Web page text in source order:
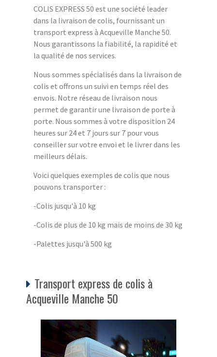
COLIS EXPRESS 50 est une société leader
dans la livraison de colis, fournissant un
transport express à Acqueville Manche 50.
Nous garantissons la fiabilité, la rapidité et
la qualité de nos services.
Nous sommes spécialisés dans la livraison de
colis et offrons un suivi en temps réel des
envois. Notre réseau de livraison nous
permet de garantir une livraison de porte à
porte. Nous sommes à votre disposition 24
heures sur 24 et 7 jours sur 7 pour vous
conseiller sur votre envoi et le livrer dans les
meilleurs délais.
Voici quelques exemples de colis que nous
pouvons transporter :
-Colis jusqu'à 10 kg
-Colis de plus de 10 kg mais de moins de 30 kg
-Palettes jusqu'à 500 kg
Transport express de colis à
Acqueville Manche 50